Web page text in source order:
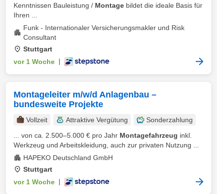
Kenntnissen Bauleistung / Montage bildet die ideale Basis für
Ihren ...
Funk - Internationaler Versicherungsmakler und Risk
Consultant
Stuttgart
vor 1 Woche
Montageleiter m/w/d Anlagenbau –
bundesweite Projekte
Vollzeit Attraktive Vergütung
Sonderzahlung
... von ca. 2.500–5.000 € pro Jahr Montagefahrzeug inkl.
Werkzeug und Arbeitskleidung, auch zur privaten Nutzung ...
HAPEKO Deutschland GmbH
Stuttgart
vor 1 Woche